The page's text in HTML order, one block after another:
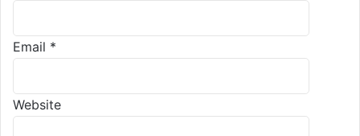
Email *
Website